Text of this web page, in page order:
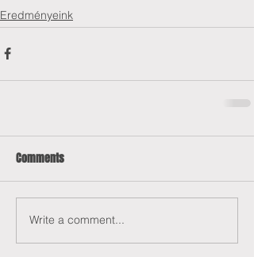
Eredményeink
Comments
Write a comment...